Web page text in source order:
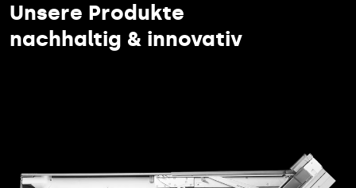
Unsere Produkte
nachhaltig & innovativ